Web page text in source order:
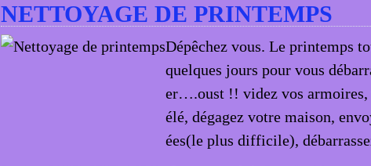
NETTOYAGE DE PRINTEMPS
Dépêchez vous. Le printemps
quelques jours pour vous
er….oust !! videz vos
élé, dégagez votre maison,
ées(le plus difficile),